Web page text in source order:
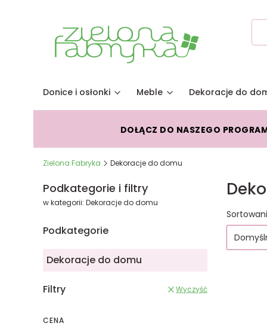
Donice i osłonki Meble Dekoracje do
DOŁĄCZ DO NASZEGO
Zielona Fabryka Dekoracje do domu
Podkategorie i filtry
w kategorii: Dekoracje do domu
Podkategorie
Dekoracje do domu
Filtry Wyczyść
CENA
Lista